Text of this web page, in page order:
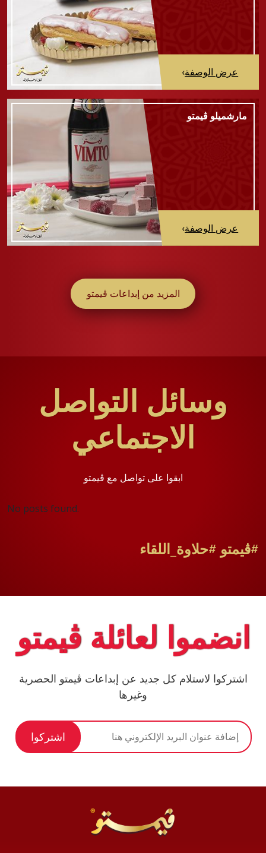
عرض الوصفة›
مارشميلو ڤيمتو
عرض الوصفة›
المزيد من إبداعات ڤيمتو
وسائل التواصل
الاجتماعي
ابقوا على تواصل مع ڤيمتو
No posts found.
#ڤيمتو #حلاوة_اللقاء
انضموا لعائلة ڤيمتو
اشتركوا لاستلام كل جديد عن إبداعات ڤيمتو الحصرية
وغيرها